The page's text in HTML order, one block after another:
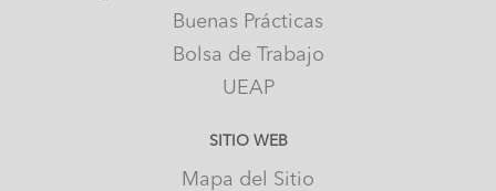
Buenas Prácticas
Bolsa de Trabajo
UEAP
SITIO WEB
Mapa del Sitio